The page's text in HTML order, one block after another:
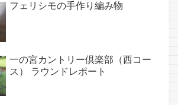
フェリシモの手作り編み物
一の宮カントリー倶楽部（西コー
ス） ラウンドレポート